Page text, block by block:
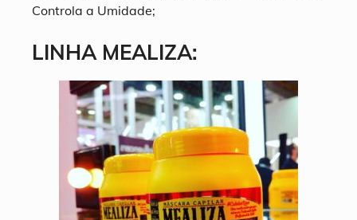
Controla a Umidade;
LINHA MEALIZA: